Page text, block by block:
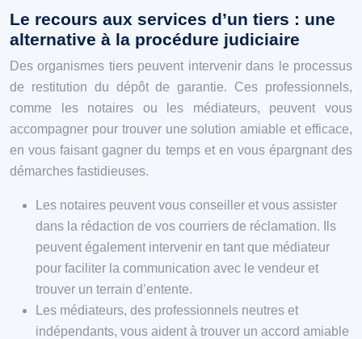
Le recours aux services d’un tiers : une
alternative à la procédure judiciaire
Des organismes tiers peuvent intervenir dans le processus
de restitution du dépôt de garantie. Ces professionnels,
comme les notaires ou les médiateurs, peuvent vous
accompagner pour trouver une solution amiable et efficace,
en vous faisant gagner du temps et en vous épargnant des
démarches fastidieuses.
Les notaires peuvent vous conseiller et vous assister
dans la rédaction de vos courriers de réclamation. Ils
peuvent également intervenir en tant que médiateur
pour faciliter la communication avec le vendeur et
trouver un terrain d’entente.
Les médiateurs, des professionnels neutres et
indépendants, vous aident à trouver un accord amiable